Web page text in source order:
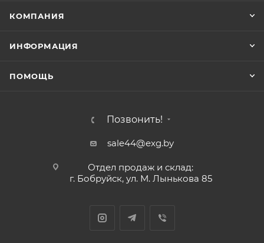
КОМПАНИЯ
ИНФОРМАЦИЯ
ПОМОЩЬ
Позвонить!
sale44@exg.by
Отдел продаж и склад:
г. Бобруйск, ул. М. Лынькова 85